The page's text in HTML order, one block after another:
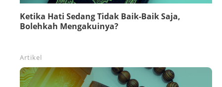
Ketika Hati Sedang Tidak Baik-Baik Saja,
Bolehkah Mengakuinya?
Artikel